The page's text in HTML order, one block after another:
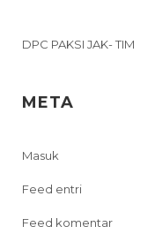
DPC PAKSI JAK- TIM
META
Masuk
Feed entri
Feed komentar